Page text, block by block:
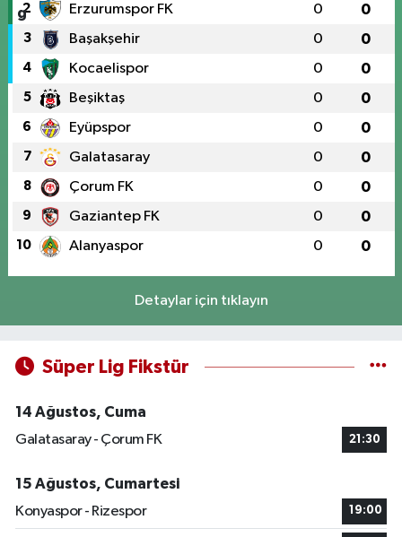
2 Erzurumspor FK 0 0
3 Başakşehir 0 0
4 Kocaelispor 0 0
5 Beşiktaş 0 0
6 Eyüpspor 0 0
7 Galatasaray 0 0
8 Çorum FK 0 0
9 Gaziantep FK 0 0
10 Alanyaspor 0 0
Detaylar için tıklayın
Süper Lig Fikstür
14 Ağustos, Cuma
Galatasaray - Çorum FK
21:30
15 Ağustos, Cumartesi
Konyaspor - Rizespor
19:00